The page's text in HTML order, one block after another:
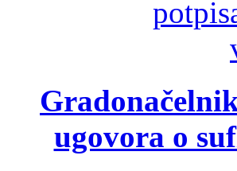
ugovora o